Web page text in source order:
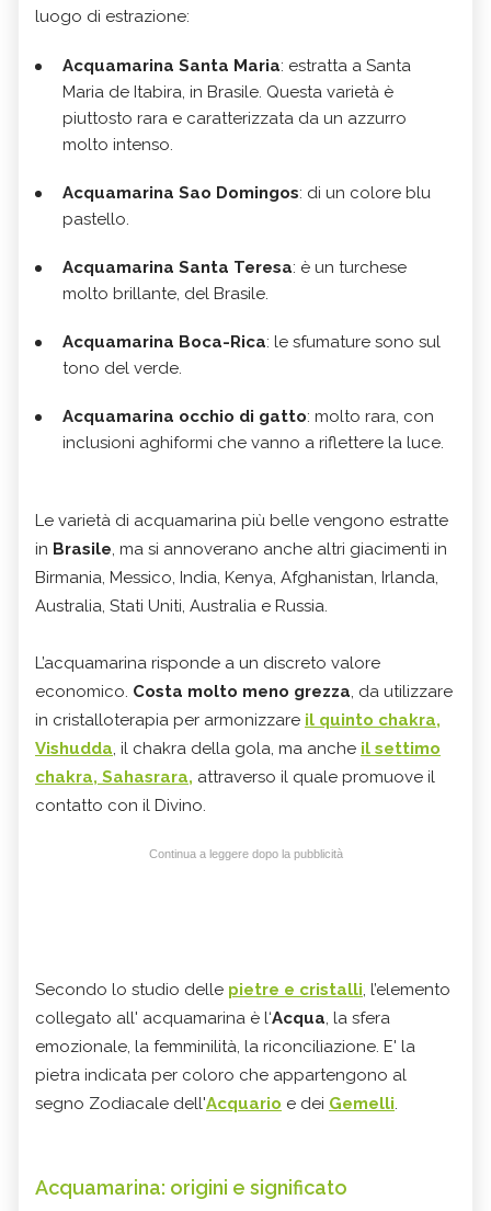
luogo di estrazione:
Acquamarina Santa Maria: estratta a Santa
Maria de Itabira, in Brasile. Questa varietà è
piuttosto rara e caratterizzata da un azzurro
molto intenso.
Acquamarina Sao Domingos: di un colore blu
pastello.
Acquamarina Santa Teresa: è un turchese
molto brillante, del Brasile.
Acquamarina Boca-Rica: le sfumature sono sul
tono del verde.
Acquamarina occhio di gatto: molto rara, con
inclusioni aghiformi che vanno a riflettere la luce.
Le varietà di acquamarina più belle vengono estratte
in Brasile, ma si annoverano anche altri giacimenti in
Birmania, Messico, India, Kenya, Afghanistan, Irlanda,
Australia, Stati Uniti, Australia e Russia.
L’acquamarina risponde a un discreto valore
economico. Costa molto meno grezza, da utilizzare
in cristalloterapia per armonizzare il quinto chakra,
Vishudda, il chakra della gola, ma anche il settimo
chakra, Sahasrara, attraverso il quale promuove il
contatto con il Divino.
Continua a leggere dopo la pubblicità
Secondo lo studio delle pietre e cristalli, l’elemento
collegato all' acquamarina è l‘Acqua, la sfera
emozionale, la femminilità, la riconciliazione. E' la
pietra indicata per coloro che appartengono al
segno Zodiacale dell'Acquario e dei Gemelli.
Acquamarina: origini e significato